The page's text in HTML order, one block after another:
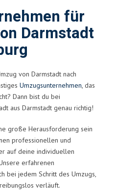
für
Darmstadt
von Darmstadt nach
Umzugsunternehmen, das
Dann bist du bei
aus Darmstadt genau richtig!
große Herausforderung sein
professionellen und
auf deine individuellen
erfahrenen
bei jedem Schritt des Umzugs,
verläuft.